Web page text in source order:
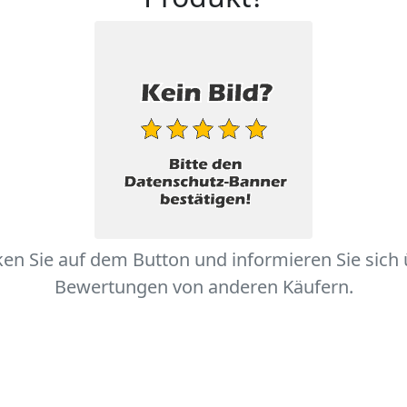
Sie auf dem Button und informieren Sie sich
Bewertungen von anderen Käufern.